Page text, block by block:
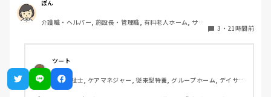
帰省して中学の同級生と地元でご飯した時に、その人が介護
の仕事をしていると聞いて、その時はあまり興味もてず、聞
しかしUターン転職活動中にたまたま街でその人と会って、
流れでカフェで話して、
施設見学だけでも行ってみたら、実際に現場を見て素敵だと
思って決めました。
ぽん
介護職・ヘルパー, 施設長・管理職, 有料老人ホーム, サー
3 ・ 21時間前
ツート
介護福祉士, ケアマネジャー, 従来型特養, グループホーム, デイサー
ビス